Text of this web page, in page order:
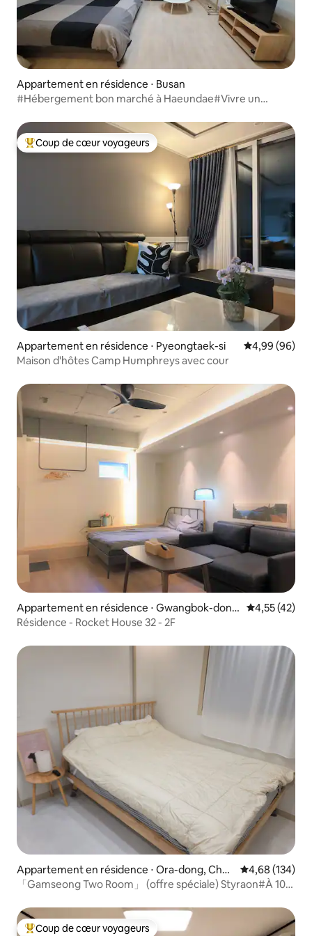
Appartement en résidence ⋅ Busan
#Hébergement bon marché à Haeundae#Vivre un
d'affaires#Stage#Nomade numérique
Coups de cœur voyageurs les plus appréciés
Coup de cœur voyageurs
Appartement en résidence ⋅ Pyeongtaek-si Évaluation
4,99 (96)
Maison d'hôtes Camp Humphreys avec cour
Appartement en résidence ⋅ Gwangbok-dong,
Jung-gu
Évaluation
4,55 (42)
Résidence - Rocket House 32 - 2F
Appartement en résidence ⋅ Ora-dong, Chej
Évaluation
4,68 (134)
「Gamseong Two Room」 (offre spéciale) Styraon#À 10
de marche du terminal#Parure de lit neuve#Purificateur
d'eau fourni
Coup de cœur voyageurs